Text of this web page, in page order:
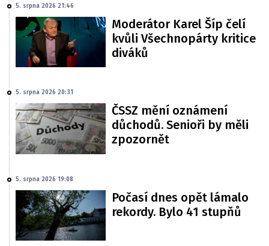
5. srpna 2026 21:46
Moderátor Karel Šíp čelí
kvůli Všechnopárty kritice
diváků
5. srpna 2026 20:31
ČSSZ mění oznámení
důchodů. Senioři by měli
zpozornět
5. srpna 2026 19:08
Počasí dnes opět lámalo
rekordy. Bylo 41 stupňů